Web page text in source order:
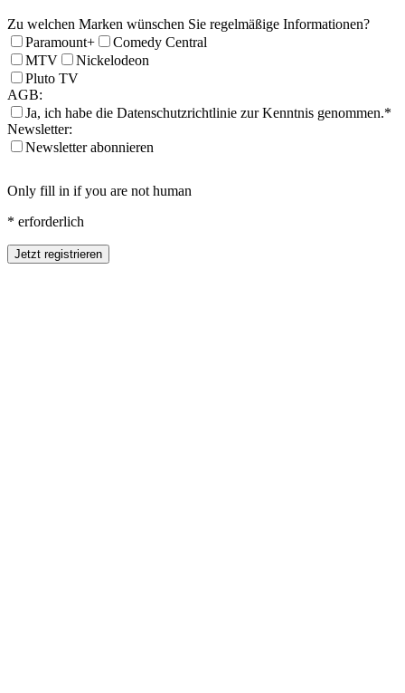
Zu welchen Marken wünschen Sie regelmäßige Informationen?
Paramount+
Comedy Central
MTV
Nickelodeon
Pluto TV
AGB:
Ja, ich habe die Datenschutzrichtlinie zur Kenntnis genommen.*
Newsletter:
Newsletter abonnieren
Only fill in if you are not human
* erforderlich